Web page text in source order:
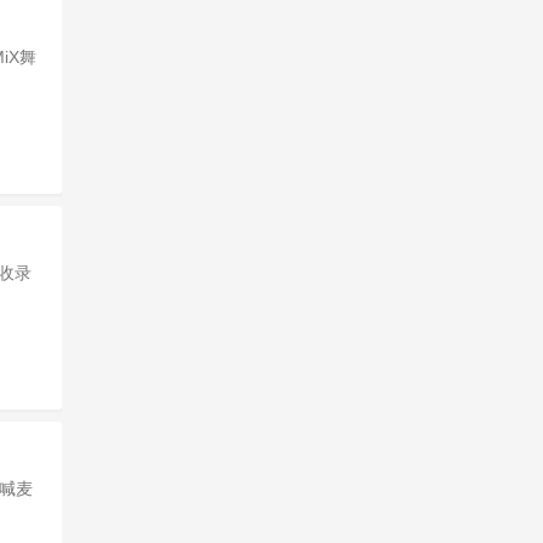
舞
录
麦